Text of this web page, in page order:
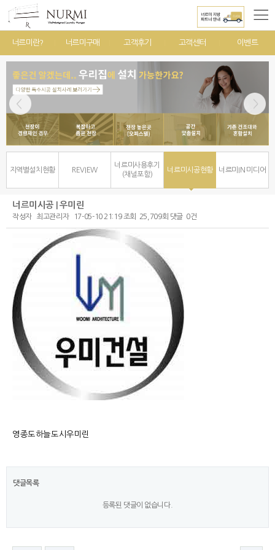
너르미란? 너르미구매 고객후기 고객센터 이벤트
지역별설치현황 REVIEW
너르미사용후기
(채널포함)
너르미시공현황 너르미IN 미디어
너르미시공 | 우미린
작성자 최고관리자 17-05-10 21:19조회 25,709회 댓글 0건
영종도하늘도시우미린
댓글목록
등록된 댓글이 없습니다.